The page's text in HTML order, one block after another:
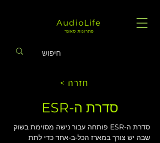
AudioLife
פתרונות סאונד
< חזרה
סדרת ה-ESR
סדרת ה-ESR פותחה עבור נישה מסוימת בשוק
שבה יש צורך במארז הכל-ב-אחד כדי לתת